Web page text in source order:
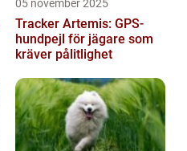
05 november 2025
Tracker Artemis: GPS-
hundpejl för jägare som
kräver pålitlighet